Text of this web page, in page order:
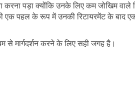
पड़ा क्योंकि उनके लिए कम जोखिम वाले
पहल के रूप में उनकी रिटायरमेंट के बाद एक
से मार्गदर्शन करने के लिए सही जगह है।